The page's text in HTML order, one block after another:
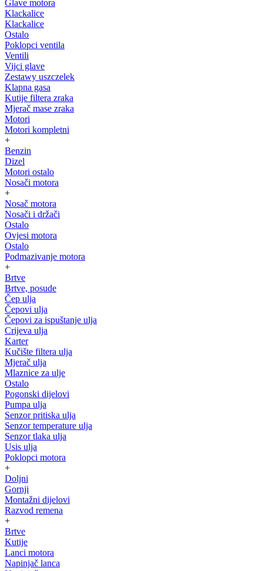
Glave motora
Klackalice
Klackalice
Ostalo
Poklopci ventila
Ventili
Vijci glave
Zestawy uszczelek
Klapna gasa
Kutije filtera zraka
Mjerač mase zraka
Motori
Motori kompletni
+
Benzin
Dizel
Motori ostalo
Nosači motora
+
Nosač motora
Nosači i držači
Ostalo
Ovjesi motora
Ostalo
Podmazivanje motora
+
Brtve
Brtve, posude
Čep ulja
Čepovi ulja
Čepovi za ispuštanje ulja
Crijeva ulja
Karter
Kučište filtera ulja
Mjerač ulja
Mlaznice za ulje
Ostalo
Pogonski dijelovi
Pumpa ulja
Senzor pritiska ulja
Senzor temperature ulja
Senzor tlaka ulja
Usis ulja
Poklopci motora
+
Doljni
Gornji
Montažni dijelovi
Razvod remena
+
Brtve
Kutije
Lanci motora
Napinjač lanca